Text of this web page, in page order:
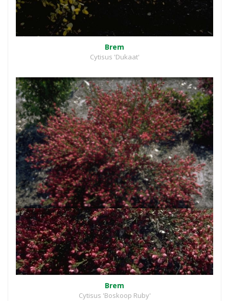
Brem
Cytisus 'Dukaat'
Brem
Cytisus 'Boskoop Ruby'